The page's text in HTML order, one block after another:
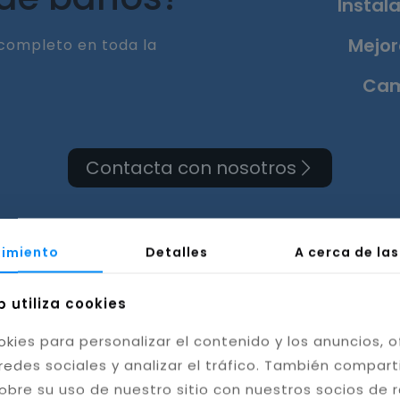
en toda la
Contacta con nosotros
de cuarto de baño
Málaga
Detalles A cerca de
utiliza cookies
para personalizar el contenido y los anuncios,
sociales y analizar el tráfico. También
su uso de nuestro sitio con nuestros socios de